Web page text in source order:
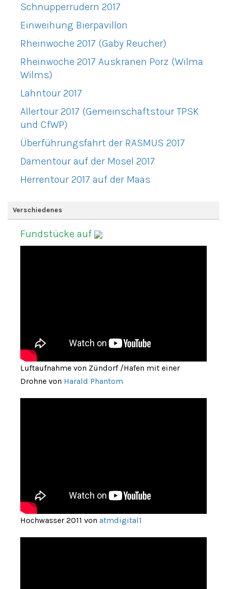
Schnupperrudern 2017
Einweihung Bierpavillon
Rheinwoche 2017 (Gaby Reucher)
Rheinwoche 2017 Auskranen Porz (Wilma
Wilms)
Lahntour 2017
Allertour 2017 (Gemeinschaftstour TPSK
und CfWP)
Überführungsfahrt der RASMUS 2017
Damentour auf der Mosel 2017
Herrentour 2017 auf der Maas
Verschiedenes
Fundstücke auf
Luftaufnahme von Zündorf /Hafen mit einer
Drohne von Harald Phantom
Hochwasser 2011 von atmdigital1